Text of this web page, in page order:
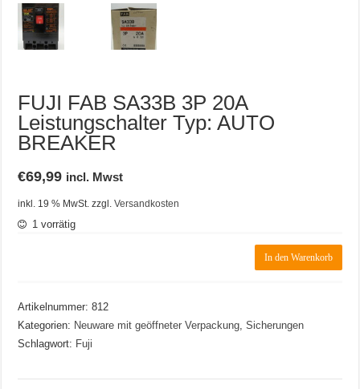
FUJI FAB SA33B 3P 20A
Leistungschalter Typ: AUTO
BREAKER
€69,99 incl. Mwst
inkl. 19 % MwSt. zzgl.Versandkosten
1 vorrätig
20A
Leistungschalter
Typ:
AUTO
Menge
In den Warenkorb
Artikelnummer:812
Kategorien: Neuware mit geöffneter Verpackung,Sicherungen
Schlagwort: Fuji